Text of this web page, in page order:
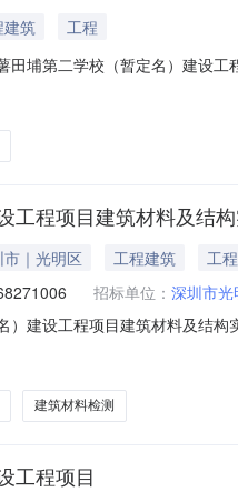
建筑
工程
田埔第二学校（暂定名）建设
工程项目建筑材料及结
｜光明区 工程建筑
工程
招标单位： 深圳市
）建设工程项目建筑材料及结
368271006工程类型：其他招
建筑材料检测
工程项目